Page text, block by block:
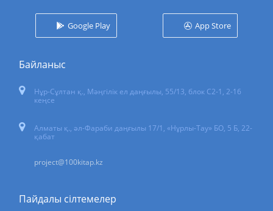
Google Play App Store
Байланыс
Нұр-Сұлтан қ., Мәңгілік ел даңғылы, 55/13, блок С2-1, 2-16
кеңсе
Алматы қ., әл-Фараби даңғылы 17/1, «Нұрлы-Тау» БО, 5 Б, 22-
қабат
project@100kitap.kz
Пайдалы сілтемелер